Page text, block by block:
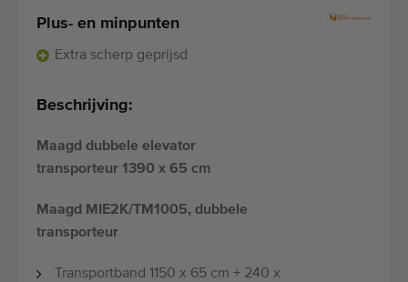
Plus- en minpunten
Extra scherp geprijsd
Beschrijving:
Maagd dubbele elevator
transporteur 1390 x 65 cm
Maagd MIE2K/TM1005, dubbele
transporteur
Transportband 1150 x 65 cm + 240 x